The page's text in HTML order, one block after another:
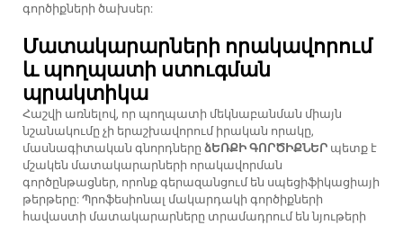
գործիքների ծախսեր:
Մատակարարների որակավորում
և պողպատի ստուգման
պրակտիկա
Հաշվի առնելով, որ պողպատի մեկնաբանման միայն
նշանակումը չի երաշխավորում իրական որակը,
մասնագիտական գնորդները ձԵՌՔԻ ԳՈՐԾԻՔՆԵՐ պետք է
մշակեն մատակարարների որակավորման
գործընթացներ, որոնք գերազանցում են սպեցիֆիկացիայի
թերթերը: Պրոֆեսիոնալ մակարդակի գործիքների
հավաստի մատակարարները տրամադրում են նյութերի